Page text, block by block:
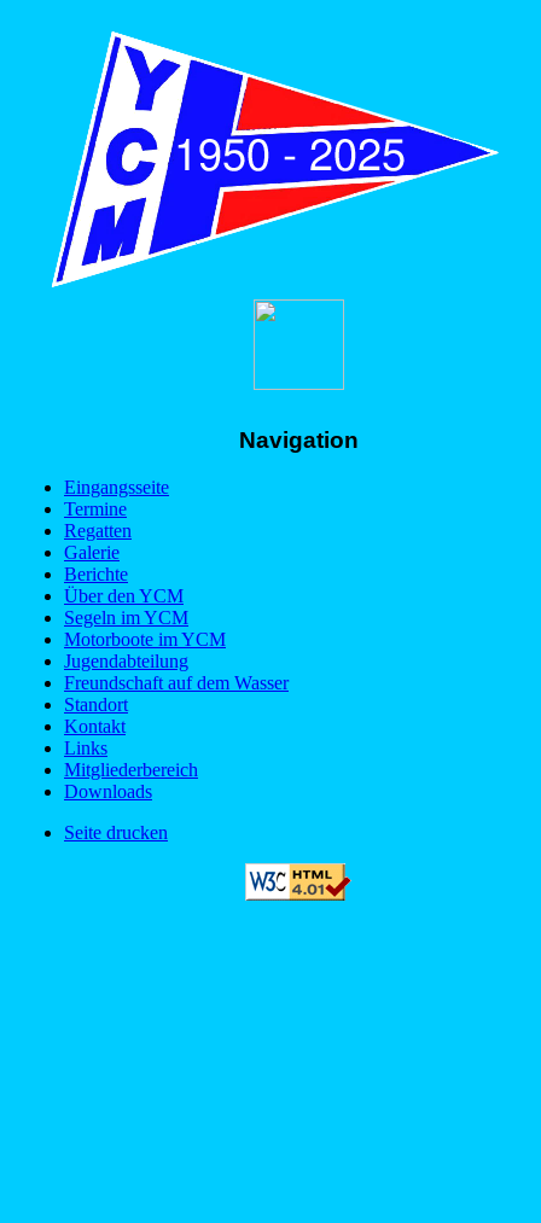
Navigation
Eingangsseite
Termine
Regatten
Galerie
Berichte
Über den YCM
Segeln im YCM
Motorboote im YCM
Jugendabteilung
Freundschaft auf dem Wasser
Standort
Kontakt
Links
Mitgliederbereich
Downloads
Seite drucken